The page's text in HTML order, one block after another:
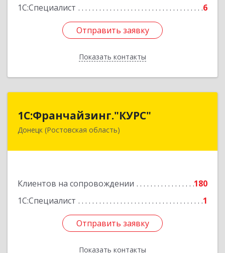
1С:Специалист
6
Отправить заявку
Показать контакты
Отправить заявку
Назад
1С:Франчайзинг."КУРС"
Донецк (Ростовская область)
Клиентов на сопровождении
180
1С:Специалист
1
Отправить заявку
Показать контакты
1С:Франчайзинг."КУРС"
346330, Ростовская обл, Донецк г, Благодатный
Отправить заявку
Назад